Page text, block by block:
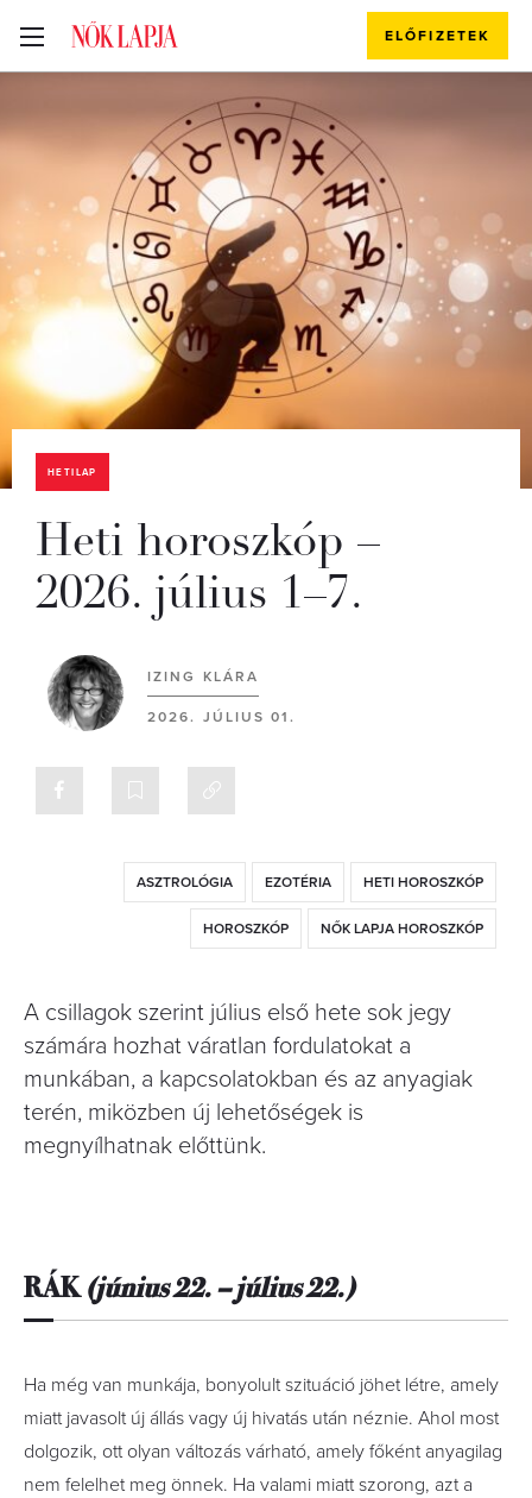
ELŐFIZETEK
HETILAP
Heti horoszkóp –
2026. július 1–7.
IZING KLÁRA
2026. JÚLIUS 01.
ASZTROLÓGIA EZOTÉRIA HETI HOROSZKÓP
HOROSZKÓP NŐK LAPJA HOROSZKÓP
A csillagok szerint július első hete sok jegy
számára hozhat váratlan fordulatokat a
munkában, a kapcsolatokban és az anyagiak
terén, miközben új lehetőségek is
megnyílhatnak előttünk.
RÁK (június 22. – július 22.)
Ha még van munkája, bonyolult szituá­ció jöhet létre, amely
miatt javasolt új állás vagy új hivatás után néznie. Ahol most
dolgozik, ott olyan változás várható, amely főként anyagilag
nem felelhet meg önnek. Ha valami miatt szorong, azt a